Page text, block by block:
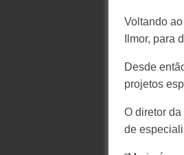
Voltando
Ilmor, para
Desde
projetos
O diretor
de